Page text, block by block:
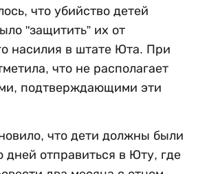
что убийство детей
"защитить” их от
насилия в штате Юта. При
что не располагает
подтверждающими эти
что дети должны были
дней отправиться в Юту, где